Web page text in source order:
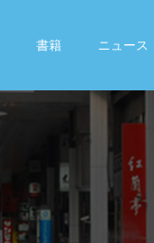
書籍 ニュース